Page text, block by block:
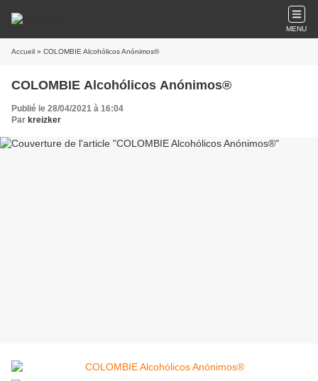
MENU
Accueil » COLOMBIE Alcohólicos Anónimos®
COLOMBIE Alcohólicos Anónimos®
Publié le 28/04/2021 à 16:04
Par kreizker